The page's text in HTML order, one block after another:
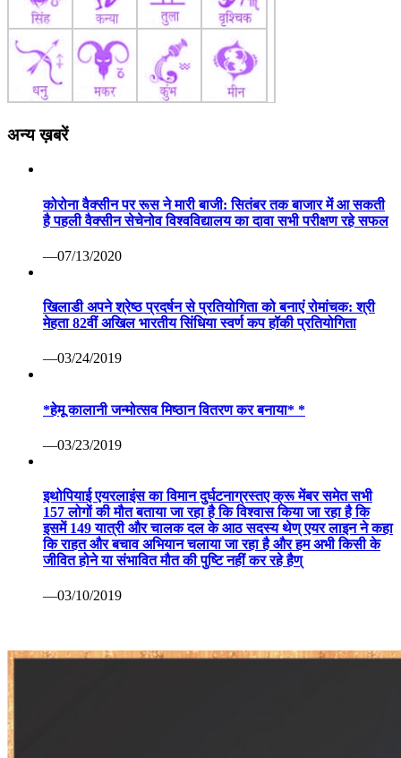
अन्य ख़बरें
कोरोना वैक्सीन पर रूस ने मारी बाजी: सितंबर तक बाजार में आ सकती
है पहली वैक्सीन सेचेनोव विश्वविद्यालय का दावा सभी परीक्षण रहे सफल
—07/13/2020
खिलाडी अपने श्रेष्ठ प्रदर्षन से प्रतियोगिता को बनाएं रोमांचक: श्री
मेहता 82वीं अखिल भारतीय सिंधिया स्वर्ण कप हॉकी प्रतियोगिता
—03/24/2019
*हेमू कालानी जन्मोत्सव मिष्ठान वितरण कर बनाया* *
—03/23/2019
इथोपियाई एयरलाइंस का विमान दुर्घटनाग्रस्तए क्रू मेंबर समेत सभी
157 लोगों की मौत बताया जा रहा है कि विश्वास किया जा रहा है कि
इसमें 149 यात्री और चालक दल के आठ सदस्य थेण् एयर लाइन ने कहा
कि राहत और बचाव अभियान चलाया जा रहा है और हम अभी किसी के
जीवित होने या संभावित मौत की पुष्टि नहीं कर रहे हैण्
—03/10/2019